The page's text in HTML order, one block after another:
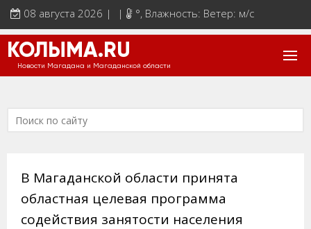
08 августа 2026 | | °, Влажность: Ветер: м/с
КОЛЫМА.RU
Новости Магадана и Магаданской области
В Магаданской области принята
областная целевая программа
содействия занятости населения